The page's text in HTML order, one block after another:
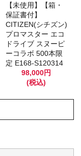
【未使用】【箱・
保証書付】
CITIZEN(シチズン)
プロマスター エコ
ドライブ スヌーピ
ーコラボ 500本限
定 E168-S120314
98,000円
(税込)